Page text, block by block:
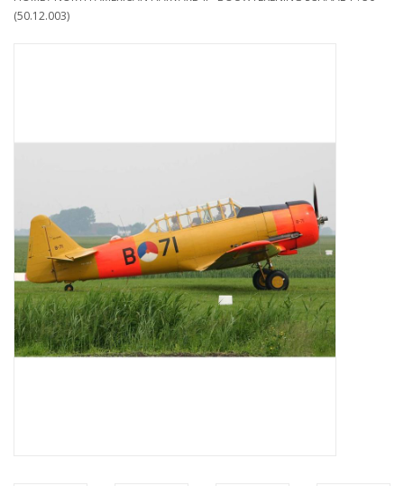
Scenery
Nieuwe tekeningen
NIEUWE TIJDSCHRIFTEN
ABONNEMENT DE
MODELBOUWER
(50.12.003)